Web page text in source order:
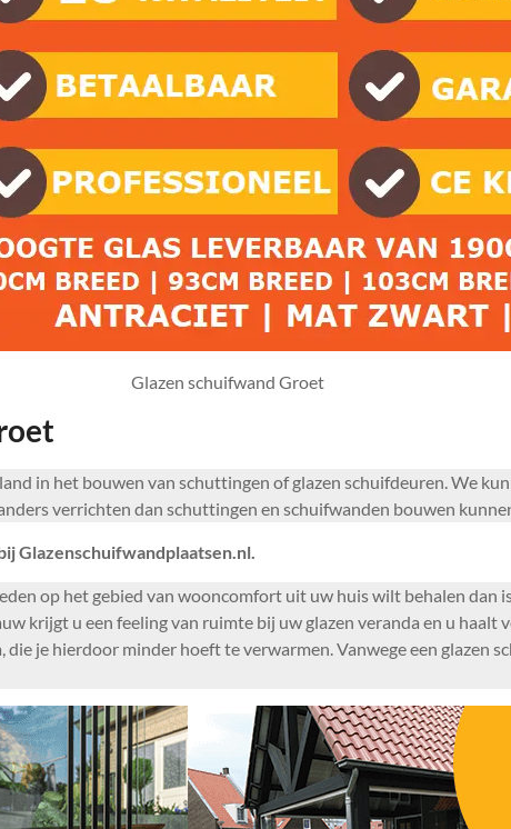
Glazen schuifwand Groet
in het bouwen van schuttingen of glazen schuifdeuren. We
verrichten dan schuttingen en schuifwanden bouwen
Glazenschuifwandplaatsen.nl.
op het gebied van wooncomfort uit uw huis wilt behalen dan
krijgt u een feeling van ruimte bij uw glazen veranda en u
je hierdoor minder hoeft te verwarmen. Vanwege een glazen